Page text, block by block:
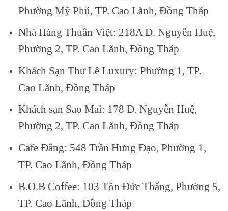
Phường Mỹ Phú, TP. Cao Lãnh, Đồng Tháp
Nhà Hàng Thuần Việt: 218A Đ. Nguyễn Huệ,
Phường 2, TP. Cao Lãnh, Đồng Tháp
Khách Sạn Thư Lê Luxury: Phường 1, TP.
Cao Lãnh, Đồng Tháp
Khách sạn Sao Mai: 178 Đ. Nguyễn Huệ,
Phường 2, TP. Cao Lãnh, Đồng Tháp
Cafe Đắng: 548 Trần Hưng Đạo, Phường 1,
TP. Cao Lãnh, Đồng Tháp
B.O.B Coffee: 103 Tôn Đức Thắng, Phường 5,
TP. Cao Lãnh, Đồng Tháp